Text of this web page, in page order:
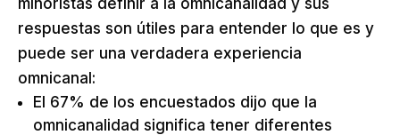
minoristas definir a la omnicanalidad y sus
respuestas son útiles para entender lo que es y
puede ser una verdadera experiencia
omnicanal:
El 67% de los encuestados dijo que la
omnicanalidad significa tener diferentes